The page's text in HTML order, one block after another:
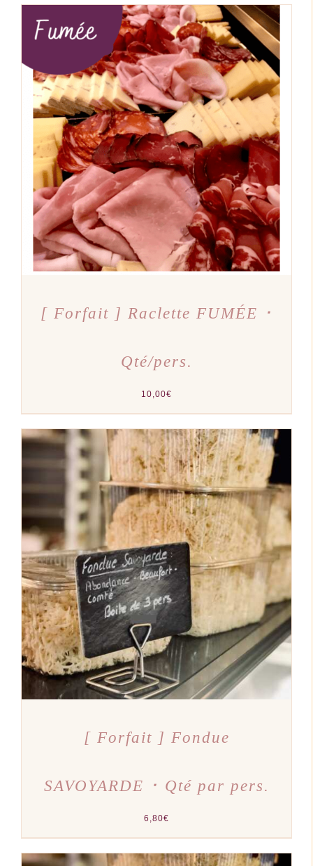
AJOUTER AU PANIER
/
DÉTAILS
[ Forfait ] Raclette FUMÉE ･
Qté/pers.
10,00€
AJOUTER AU PANIER
DÉTAILS
[ Forfait ] Fondue
SAVOYARDE ･ Qté par pers.
6,80€